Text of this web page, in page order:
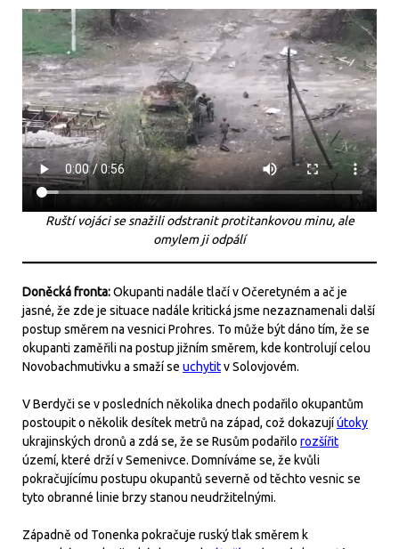
Ruští vojáci se snažili odstranit protitankovou minu, ale
omylem ji odpálí
Doněcká fronta:Okupanti nadále tlačí v Očeretyném a ač je
jasné, že zde je situace nadále kritická jsme nezaznamenali další
postup směrem na vesnici Prohres. To může být dáno tím, že se
okupanti zaměřili na postup jižním směrem, kde kontrolují celou
Novobachmutivku a smaží se uchytitv Solovjovém.
V Berdyči se v posledních několika dnech podařilo okupantům
postoupit o několik desítek metrů na západ, což dokazujíútoky
ukrajinských dronů a zdá se, že se Rusům podařilo rozšířit
území, které drží v Semenivce. Domníváme se, že kvůli
pokračujícímu postupu okupantů severně od těchto vesnic se
tyto obranné linie brzy stanou neudržitelnými.
Západně od Tonenka pokračuje ruský tlak směrem k